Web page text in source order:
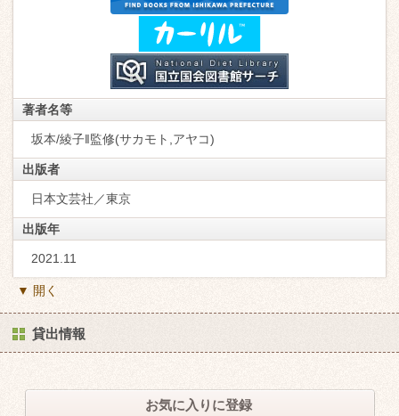
著者名等
坂本/綾子‖監修(サカモト,アヤコ)
出版者
日本文芸社／東京
出版年
2021.11
▼ 開く
貸出情報
お気に入りに登録